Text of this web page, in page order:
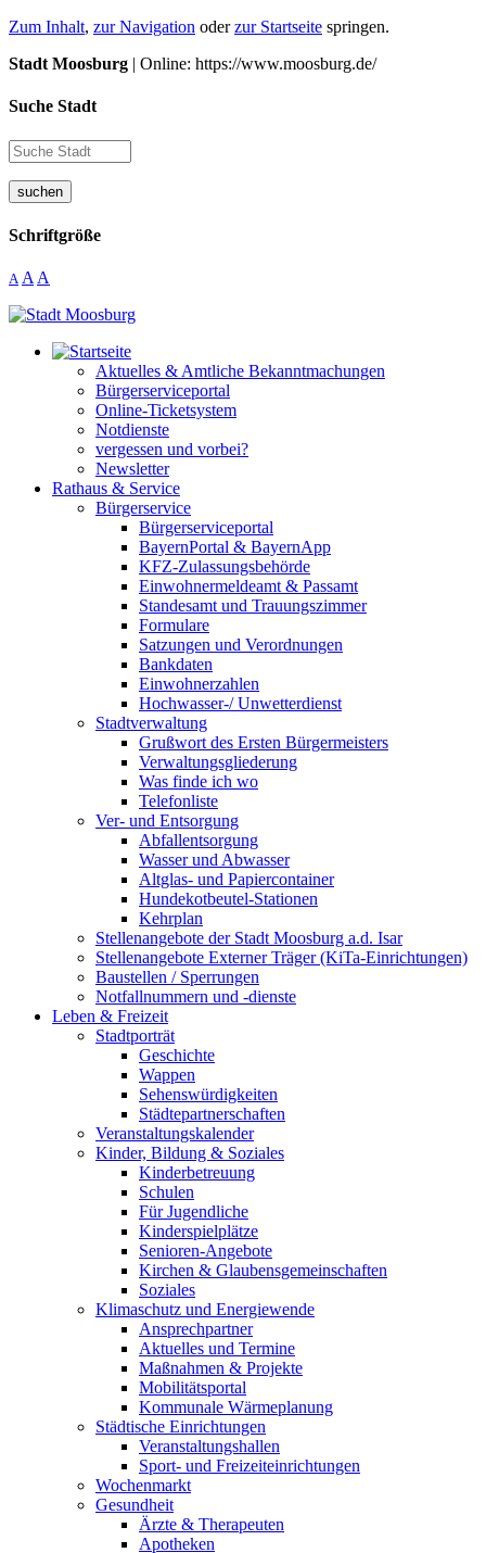
Zum Inhalt, zur Navigation oderzur Startseite springen.
Stadt Moosburg | Online: https://www.moosburg.de/
Suche Stadt
suchen
Schriftgröße
A A A
Aktuelles & Amtliche Bekanntmachungen
Bürgerserviceportal
Online-Ticketsystem
Notdienste
vergessen und vorbei?
Newsletter
Rathaus & Service
Bürgerservice
Bürgerserviceportal
BayernPortal & BayernApp
KFZ-Zulassungsbehörde
Einwohnermeldeamt & Passamt
Standesamt und Trauungszimmer
Formulare
Satzungen und Verordnungen
Bankdaten
Einwohnerzahlen
Hochwasser-/ Unwetterdienst
Stadtverwaltung
Grußwort des Ersten Bürgermeisters
Verwaltungsgliederung
Was finde ich wo
Telefonliste
Ver- und Entsorgung
Abfallentsorgung
Wasser und Abwasser
Altglas- und Papiercontainer
Hundekotbeutel-Stationen
Kehrplan
Stellenangebote der Stadt Moosburg a.d. Isar
Stellenangebote Externer Träger (KiTa-Einrichtungen)
Baustellen / Sperrungen
Notfallnummern und -dienste
Leben & Freizeit
Stadtporträt
Geschichte
Wappen
Sehenswürdigkeiten
Städtepartnerschaften
Veranstaltungskalender
Kinder, Bildung & Soziales
Kinderbetreuung
Schulen
Für Jugendliche
Kinderspielplätze
Senioren-Angebote
Kirchen & Glaubensgemeinschaften
Soziales
Klimaschutz und Energiewende
Ansprechpartner
Aktuelles und Termine
Maßnahmen & Projekte
Mobilitätsportal
Kommunale Wärmeplanung
Städtische Einrichtungen
Veranstaltungshallen
Sport- und Freizeiteinrichtungen
Wochenmarkt
Gesundheit
Ärzte & Therapeuten
Apotheken